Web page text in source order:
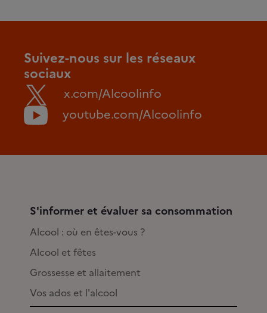
Suivez-nous sur les réseaux
sociaux
x.com/Alcoolinfo
youtube.com/Alcoolinfo
S'informer et évaluer sa consommation
Alcool : où en êtes-vous ?
Alcool et fêtes
Grossesse et allaitement
Vos ados et l'alcool